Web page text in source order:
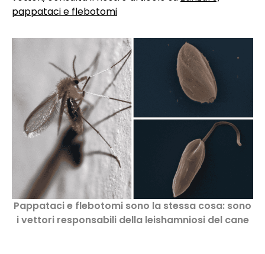
pappataci e flebotomi
Pappataci e flebotomi sono la stessa cosa: sono
i vettori responsabili della leishamniosi del cane